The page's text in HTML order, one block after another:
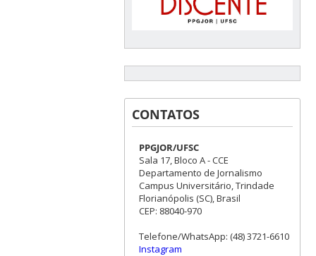
CONTATOS
PPGJOR/UFSC
Sala 17, Bloco A - CCE
Departamento de Jornalismo
Campus Universitário, Trindade
Florianópolis (SC), Brasil
CEP: 88040-970
Telefone/WhatsApp: (48) 3721-6610
Instagram